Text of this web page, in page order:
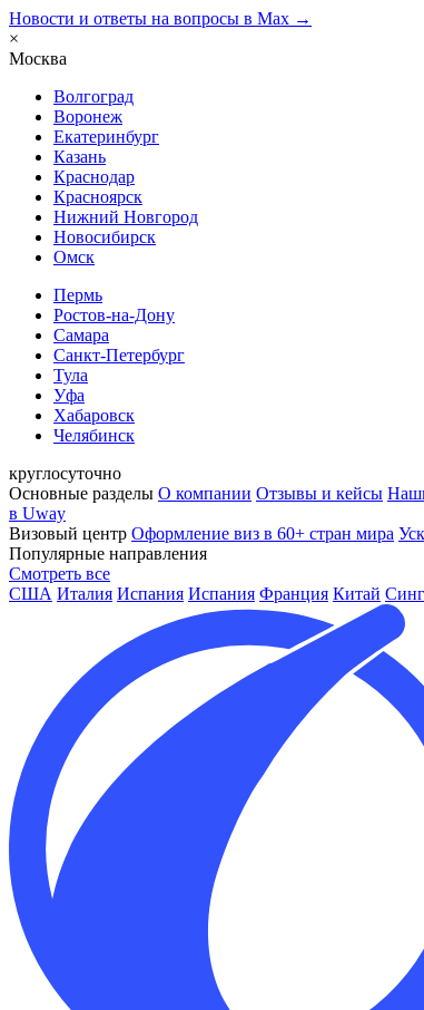
Новости и ответы на вопросы в Max →
×
Москва
Волгоград
Воронеж
Екатеринбург
Казань
Краснодар
Красноярск
Нижний Новгород
Новосибирск
Омск
Пермь
Ростов-на-Дону
Самара
Санкт-Петербург
Тула
Уфа
Хабаровск
Челябинск
круглосуточно
Основные разделы О компании Отзывы и кейсы
в Uway
Визовый центр Оформление виз в 60+ стран мира
Популярные направления
Смотреть все
США Италия Испания Испания Франция Китай